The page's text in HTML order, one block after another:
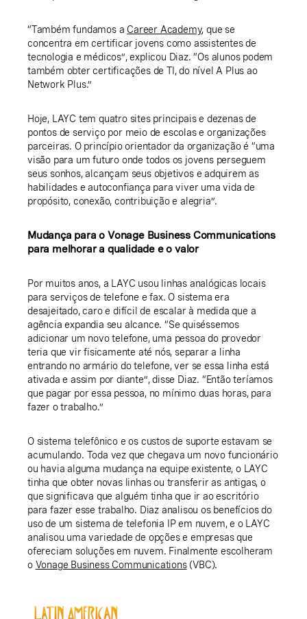
“Também fundamos aCareer Academy, que se
concentra em certificar jovens como assistentes de
tecnologia e médicos”, explicou Diaz. “Os alunos podem
também obter certificações de TI, do nível A Plus ao
Network Plus.”
Hoje, LAYC tem quatro sites principais e dezenas de
pontos de serviço por meio de escolas e organizações
parceiras. O princípio orientador da organização é “uma
visão para um futuro onde todos os jovens perseguem
seus sonhos, alcançam seus objetivos e adquirem as
habilidades e autoconfiança para viver uma vida de
propósito, conexão, contribuição e alegria”.
Mudança para o Vonage Business Communications
para melhorar a qualidade e o valor
Por muitos anos, a LAYC usou linhas analógicas locais
para serviços de telefone e fax. O sistema era
desajeitado, caro e difícil de escalar à medida que a
agência expandia seu alcance. “Se quiséssemos
adicionar um novo telefone, uma pessoa do provedor
teria que vir fisicamente até nós, separar a linha
entrando no armário do telefone, ver se essa linha está
ativada e assim por diante”, disse Diaz. “Então teríamos
que pagar por essa pessoa, no mínimo duas horas, para
fazer o trabalho.”
O sistema telefônico e os custos de suporte estavam se
acumulando. Toda vez que chegava um novo funcionário
ou havia alguma mudança na equipe existente, o LAYC
tinha que obter novas linhas ou transferir as antigas, o
que significava que alguém tinha que ir ao escritório
para fazer esse trabalho. Diaz analisou os benefícios do
uso de um sistema de telefonia IP em nuvem, e o LAYC
analisou uma variedade de opções e empresas que
ofereciam soluções em nuvem. Finalmente escolheram
o Vonage Business Communications(VBC).